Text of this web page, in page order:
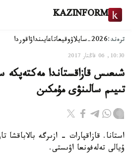
KAZINFORM
ترەند:2026-سايلاۋ وقيعاتاعايىنداۋاقوردا
10:30, 06 قاڭتار 2017
شىعىس قازاقستاندا مەكتەپكە
تىيىم سالىنۋى مۇمكىن
استانا. قازاقپارات - ازىرگە بالاباقشا
ۇيالى تەلەفونعا اۋىستى.